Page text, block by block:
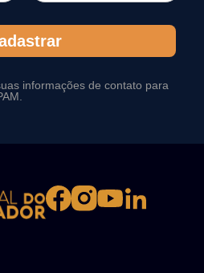
informações de contato para